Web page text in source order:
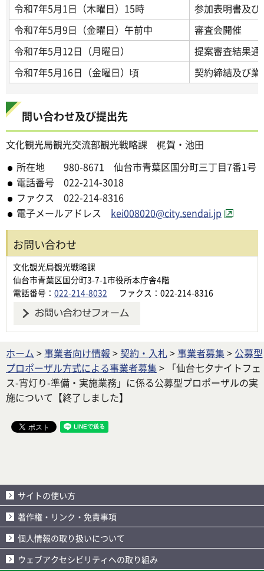
令和7年5月1日（木曜日）15時
参加表明書及
令和7年5月9日（金曜日）午前中
審査会開催
令和7年5月12日（月曜日）
提案審査結果通
令和7年5月16日（金曜日）頃
契約締結及び業
問い合わせ及び提出先
文化観光局観光交流部観光戦略課 梶賀・池田
所在地 980-8671 仙台市青葉区国分町三丁目7番1号
電話番号 022-214-3018
ファクス 022-214-8316
電子メールアドレス kei008020@city.sendai.jp
お問い合わせ
文化観光局観光戦略課
仙台市青葉区国分町3-7-1市役所本庁舎4階
電話番号： 022-214-8032 ファクス：022-214-8316
ホーム >事業者向け情報 > 契約・入札>事業者募集 > 公募型
プロポーザル方式による事業者募集 > 「仙台七夕ナイトフェ
ス-宵灯り-準備・実施業務」に係る公募型プロポーザルの実
施について【終了しました】
サイトの使い方
著作権・リンク・免責事項
個人情報の取り扱いについて
ウェブアクセシビリティへの取り組み